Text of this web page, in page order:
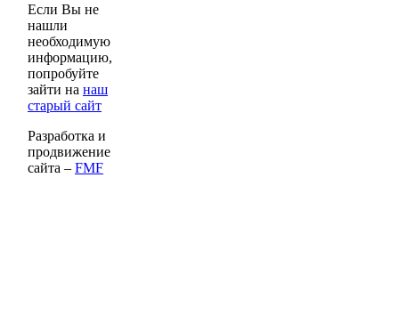
Если Вы не
нашли
необходимую
информацию,
попробуйте
зайти на наш
старый сайт
Разработка и
продвижение
сайта – FMF